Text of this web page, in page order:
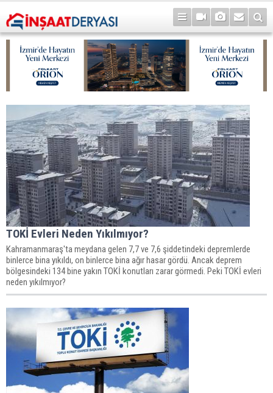
TOKİ Evleri Neden Yıkılmıyor?
Kahramanmaraş'ta meydana gelen 7,7 ve 7,6 şiddetindeki depremlerde
binlerce bina yıkıldı, on binlerce bina ağır hasar gördü. Ancak deprem
bölgesindeki 134 bine yakın TOKİ konutları zarar görmedi. Peki TOKİ evleri
neden yıkılmıyor?